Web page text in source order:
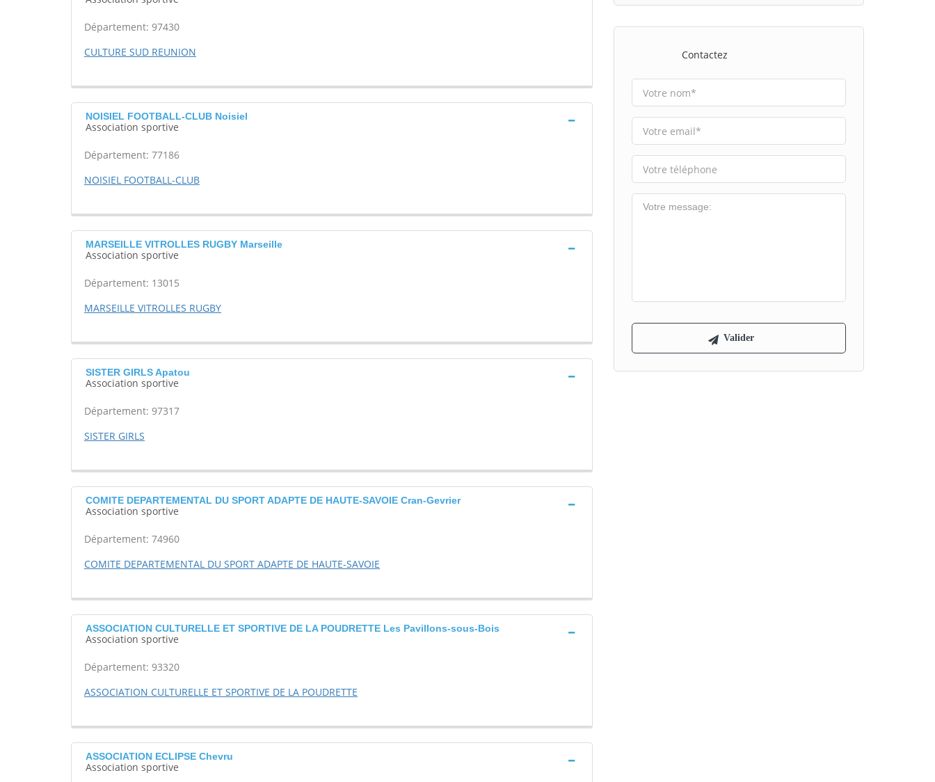
Département: 97430
CULTURE SUD REUNION
NOISIEL FOOTBALL-CLUB Noisiel
Association sportive
Département: 77186
NOISIEL FOOTBALL-CLUB
MARSEILLE VITROLLES RUGBY Marseille
Association sportive
Département: 13015
MARSEILLE VITROLLES RUGBY
SISTER GIRLS Apatou
Association sportive
Département: 97317
SISTER GIRLS
COMITE DEPARTEMENTAL DU SPORT ADAPTE DE HAUTE-SAVOIE Cran-Gevrier
Association sportive
Département: 74960
COMITE DEPARTEMENTAL DU SPORT ADAPTE DE HAUTE-SAVOIE
ASSOCIATION CULTURELLE ET SPORTIVE DE LA POUDRETTE Les Pavillons-sous-Bois
Association sportive
Département: 93320
ASSOCIATION CULTURELLE ET SPORTIVE DE LA POUDRETTE
ASSOCIATION ECLIPSE Chevru
Association sportive
Contactez